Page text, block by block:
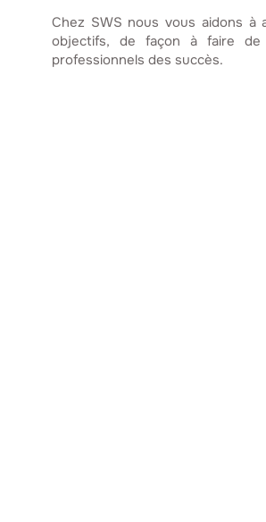
Chez SWS nous vous aidons à
objectifs, de façon à faire
professionnels des succès.